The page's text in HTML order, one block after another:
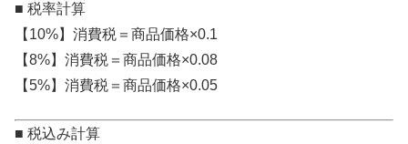
■ 税率計算
【10%】消費税＝商品価格×0.1
【8%】消費税＝商品価格×0.08
【5%】消費税＝商品価格×0.05
■ 税込み計算